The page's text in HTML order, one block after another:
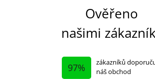
Ověřeno
našimi
97%
zákazníků
náš obchod